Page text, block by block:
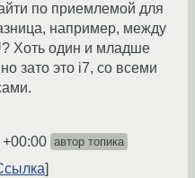
по приемлемой для
например, между
Хоть один и младше
зато это i7, со всеми
автор топика